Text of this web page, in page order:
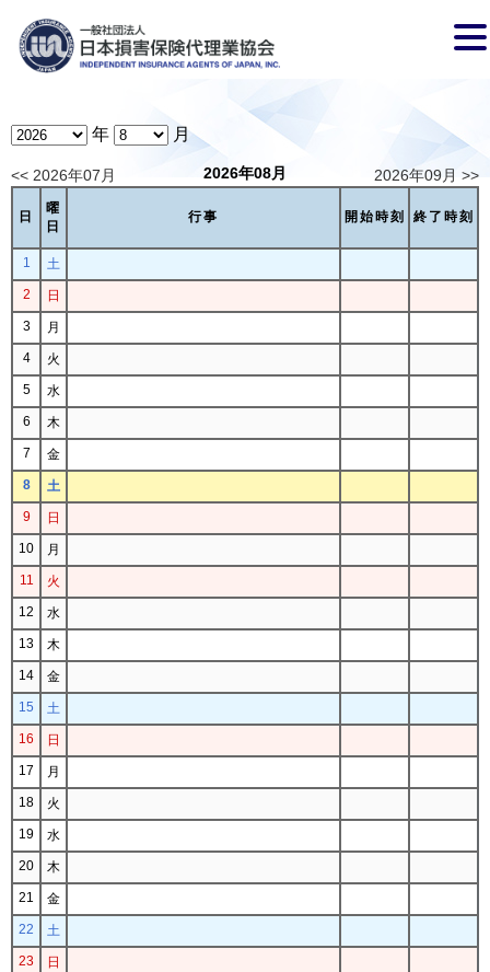
年 月
<< 2026年07月 2026年09月 >>
2026年08月
日
曜
日
行事 開始時刻 終了時刻
1
土
2
日
3
月
4
火
5
水
6
木
7
金
8
土
9
日
10
月
11
火
12
水
13
木
14
金
15
土
16
日
17
月
18
火
19
水
20
木
21
金
22
土
23
日